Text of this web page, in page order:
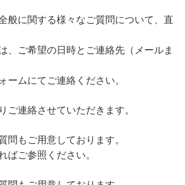
般に関する様々なご質問について、直
、ご希望の日時とご連絡先（メールま
ームにてご連絡ください。
ご連絡させていただきます。
問もご用意しております。
ばご参照ください。